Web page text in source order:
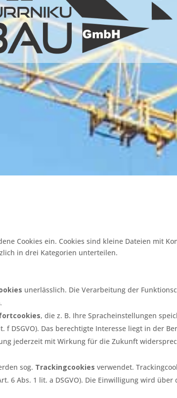
Cookies ein. Cookies sind kleine Dateien mit
in drei Kategorien unterteilen.
unerlässlich. Die Verarbeitung der
, die z. B. Ihre Spracheinstellungen
f DSGVO). Das berechtigte Interesse liegt in der
jederzeit mit Wirkung für die Zukunft
sog. Trackingcookies verwendet.
6 Abs. 1 lit. a DSGVO). Die Einwilligung wird